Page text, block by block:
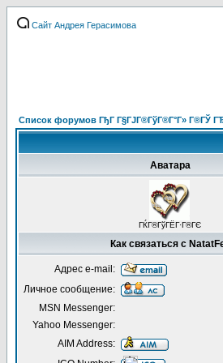
Сайт Андрея Герасимова
Список форумов ГђГ Г§ГЈГ®ГўГ®Г°Г» Г®ГЎ
Аватара
ГЌГ®ГўГЁГ·Г®ГЄ
Как связаться с
Адрес e-mail:
Личное сообщение:
MSN Messenger:
Yahoo Messenger:
AIM Address: